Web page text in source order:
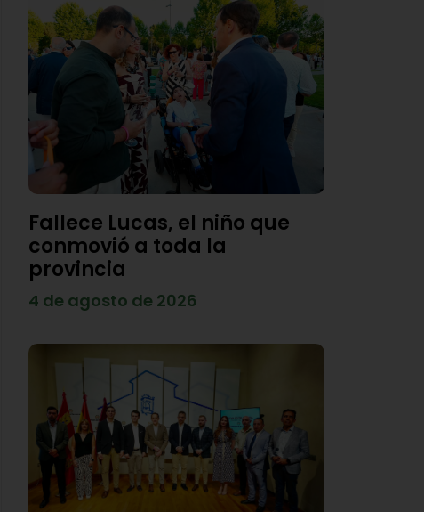
Fallece Lucas, el niño que
conmovió a toda la
provincia
4 de agosto de 2026